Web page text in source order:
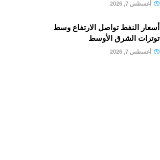
أغسطس 7, 2026
أسعار النفط تواصل الارتفاع وسط
توترات الشرق الأوسط
أغسطس 7, 2026